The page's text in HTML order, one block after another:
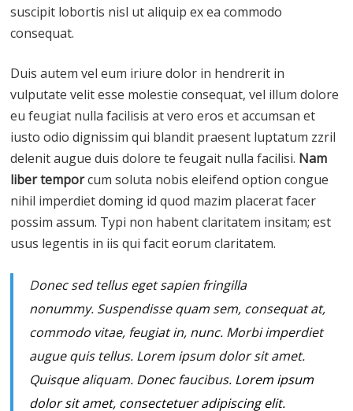
suscipit lobortis nisl ut aliquip ex ea commodo
consequat.
Duis autem vel eum iriure dolor in hendrerit in
vulputate velit esse molestie consequat, vel illum dolore
eu feugiat nulla facilisis at vero eros et accumsan et
iusto odio dignissim qui blandit praesent luptatum zzril
delenit augue duis dolore te feugait nulla facilisi. Nam
liber temporcum soluta nobis eleifend option congue
nihil imperdiet doming id quod mazim placerat facer
possim assum. Typi non habent claritatem insitam; est
usus legentis in iis qui facit eorum claritatem.
Donec sed tellus eget sapien fringilla
nonummy. Suspendisse quam sem, consequat at,
commodo vitae, feugiat in, nunc. Morbi imperdiet
augue quis tellus. Lorem ipsum dolor sit amet.
Quisque aliquam. Donec faucibus. Lorem ipsum
dolor sit amet, consectetuer adipiscing elit.